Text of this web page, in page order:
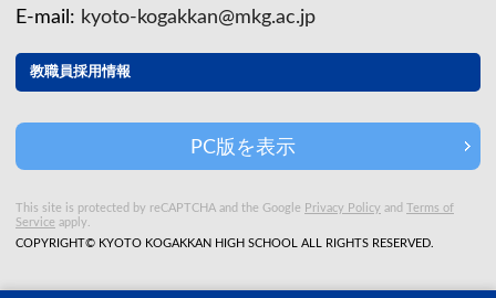
E-mail: kyoto-kogakkan@mkg.ac.jp
教職員採用情報
PC版を表示
This site is protected by reCAPTCHA and the Google Privacy Policy and Terms of
Service apply.
COPYRIGHT© KYOTO KOGAKKAN HIGH SCHOOL ALL RIGHTS RESERVED.